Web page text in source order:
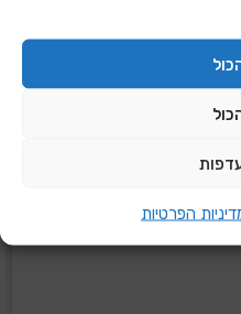
הפרטיות